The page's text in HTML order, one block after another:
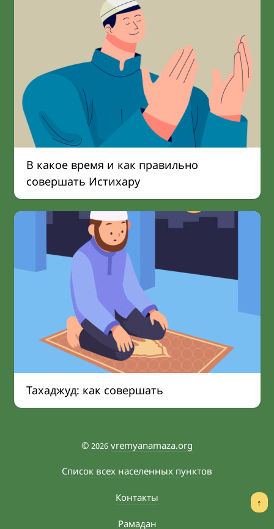
В какое время и как правильно
совершать Истихару
Тахаджуд: как совершать
© 2026 vremyanamaza.org
Список всех населенных пунктов
Контакты
Рамадан
↑